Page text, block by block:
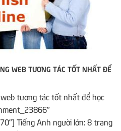
WEB TƯƠNG TÁC TỐT NHẤT ĐỂ
tương tác tốt nhất để học
Tiếng Anh người lớn: 8 trang